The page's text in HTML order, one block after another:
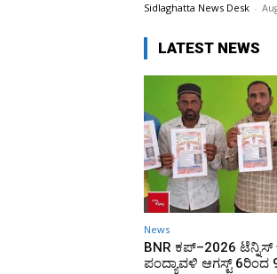
Sidlaghatta News Desk -
LATEST NEWS
News
BNR ಕಪ್–2026 ಟೆನ್ನಿಸ್
ಪಂದ್ಯಾವಳಿ ಆಗಸ್ಟ್ 6ರಿಂದ